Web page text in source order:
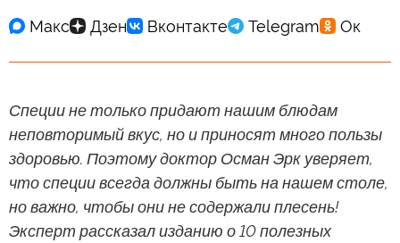
Специи не только придают нашим блюдам
неповторимый вкус, но и приносят много пользы
здоровью. Поэтому доктор Осман Эрк уверяет,
что специи всегда должны быть на нашем столе,
но важно, чтобы они не содержали плесень!
Эксперт рассказал изданию о 10 полезных